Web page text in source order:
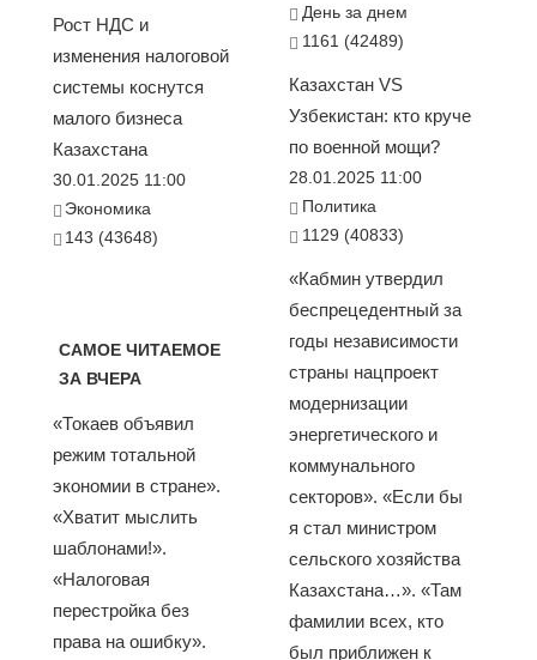
Рост НДС и
изменения налоговой
системы коснутся
малого бизнеса
Казахстана
30.01.2025 11:00
Экономика
143 (43648)
САМОЕ ЧИТАЕМОЕ
ЗА ВЧЕРА
«Токаев объявил
режим тотальной
экономии в стране».
«Хватит мыслить
шаблонами!».
«Налоговая
перестройка без
права на ошибку».
День за днем
1161 (42489)
Казахстан VS
Узбекистан: кто круче
по военной мощи?
28.01.2025 11:00
Политика
1129 (40833)
«Кабмин утвердил
беспрецедентный за
годы независимости
страны нацпроект
модернизации
энергетического и
коммунального
секторов». «Если бы
я стал министром
сельского хозяйства
Казахстана…». «Там
фамилии всех, кто
был приближен к